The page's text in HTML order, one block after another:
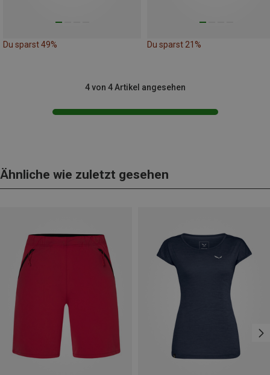
Du sparst 49% Du sparst 21%
4 von 4 Artikel angesehen
Ähnliche wie zuletzt gesehen